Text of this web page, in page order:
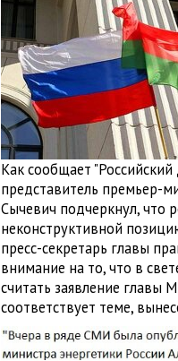
Как сообщает
представитель премьер-
Сычевич подчеркнул, что
неконструктивной
пресс-секретарь главы
внимание на то, что в
считать заявление главы
соответствует теме,